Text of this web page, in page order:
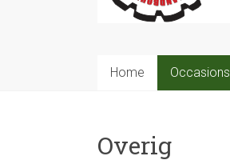
Home Occasions
Overig